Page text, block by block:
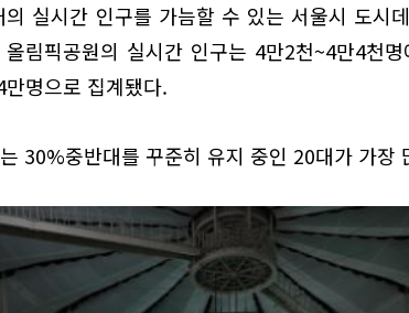
의 실시간 인구를 가늠할 수 있는 서울시 도시
림픽공원의 실시간 인구는 4만2천~4만4천
명으로 집계됐다.
30%중반대를 꾸준히 유지 중인 20대가 가장